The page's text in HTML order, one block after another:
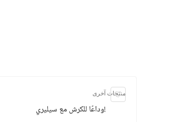
منتجات آخرى
وداعًا للكرش مع سيليري!